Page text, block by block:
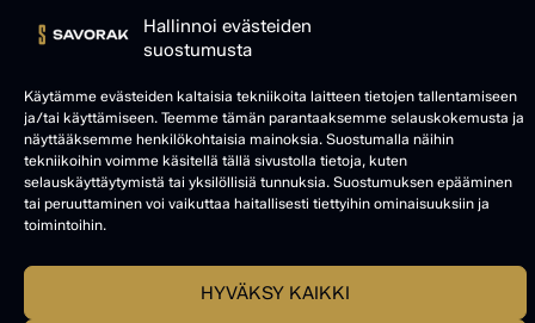
Hallinnoi evästeiden
suostumusta
Käytämme evästeiden kaltaisia tekniikoita laitteen tietojen tallentamiseen
ja/tai käyttämiseen. Teemme tämän parantaaksemme selauskokemusta ja
näyttääksemme henkilökohtaisia mainoksia. Suostumalla näihin
tekniikoihin voimme käsitellä tällä sivustolla tietoja, kuten
selauskäyttäytymistä tai yksilöllisiä tunnuksia. Suostumuksen epääminen
tai peruuttaminen voi vaikuttaa haitallisesti tiettyihin ominaisuuksiin ja
toimintoihin.
HYVÄKSY KAIKKI
© SAVORAK 2025